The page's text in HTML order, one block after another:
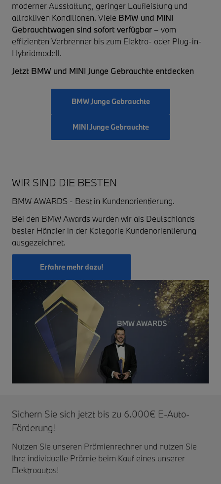
moderner Ausstattung, geringer Laufleistung und
attraktiven Konditionen. Viele BMW und MINI
Gebrauchtwagen sind sofort verfügbar– vom
effizienten Verbrenner bis zum Elektro- oder Plug-in-
Hybridmodell.
Jetzt BMW und MINI Junge Gebrauchte entdecken
BMW Junge Gebrauchte
MINI Junge Gebrauchte
WIR SIND DIE BESTEN
BMW AWARDS - Best in Kundenorientierung.
Bei den BMW Awards wurden wir als Deutschlands
bester Händler in der Kategorie Kundenorientierung
ausgezeichnet.
Erfahre mehr dazu!
Sichern Sie sich jetzt bis zu 6.000€ E-Auto-
Förderung!
Nutzen Sie unseren Prämienrechner und nutzen Sie
Ihre individuelle Prämie beim Kauf eines unserer
Elektroautos!